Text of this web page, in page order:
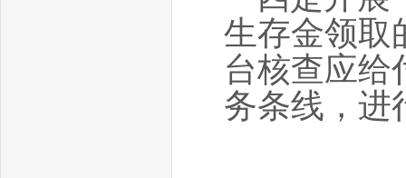
生存金领取
台核查应给
务条线，进